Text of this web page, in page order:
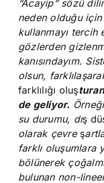
“Acayip” sözü
neden olduğu
kullanmayı tercih
gözlerden
kanısındayım.
olsun,
farklılığı oluş
de geliyor.
su durumu, dış
olarak çevre ş
farklı oluşumlara
bölünerek
bulunan non-